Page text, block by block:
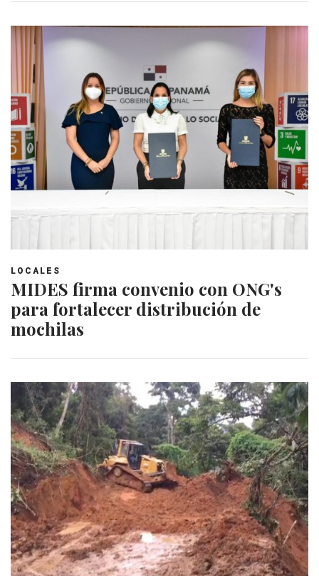
LOCALES
MIDES firma convenio con ONG's
para fortalecer distribución de
mochilas